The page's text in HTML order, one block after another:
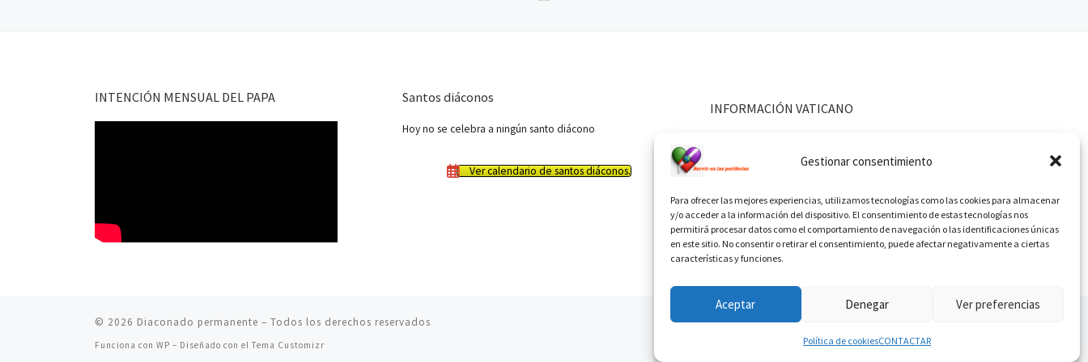
Gestionar consentimiento
Para ofrecer las mejores experiencias, utilizamos tecnologías como las cookies para almacenar
y/o acceder a la información del dispositivo. El consentimiento de estas tecnologías nos
permitirá procesar datos como el comportamiento de navegación o las identificaciones únicas
en este sitio. No consentir o retirar el consentimiento, puede afectar negativamente a ciertas
características y funciones.
Aceptar Denegar Ver preferencias
Política de cookiesCONTACTAR
INTENCIÓN MENSUAL DEL PAPA Santos diáconos
Hoy no se celebra a ningún santo diácono
Ver calendario de santos diáconos.
INFORMACIÓN VATICANO
© 2026 Diaconado permanente – Todos los derechos reservados
Funciona con WP – Diseñado con el Tema Customizr